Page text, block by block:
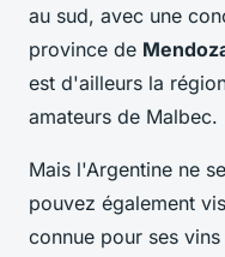
au sud, avec une
province de
est d'ailleurs la
amateurs de Malbec.
Mais l'Argentine ne
pouvez également
connue pour ses